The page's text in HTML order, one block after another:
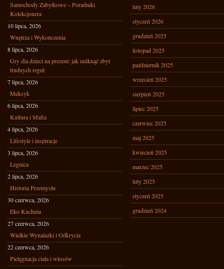
Samochody Zabytkowe – Poradniki
Kolekcjonera
10 lipca, 2026
Wnętrza i Wykończenia
8 lipca, 2026
Gry dla dzieci na prezent: jak uniknąć zbyt
trudnych reguł
7 lipca, 2026
Meksyk
6 lipca, 2026
Kultura i Mafia
4 lipca, 2026
Lifestyle i inspiracje
3 lipca, 2026
Legnica
2 lipca, 2026
Historia Przemysłu
30 czerwca, 2026
Eko Kuchnia
27 czerwca, 2026
Wielkie Wynalazki i Odkrycia
22 czerwca, 2026
Pielęgnacja ciała i włosów
luty 2026
styczeń 2026
grudzień 2025
listopad 2025
październik 2025
wrzesień 2025
sierpień 2025
lipiec 2025
czerwiec 2025
maj 2025
kwiecień 2025
marzec 2025
luty 2025
styczeń 2025
grudzień 2024